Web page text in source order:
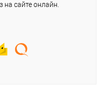
на сайте онлайн.